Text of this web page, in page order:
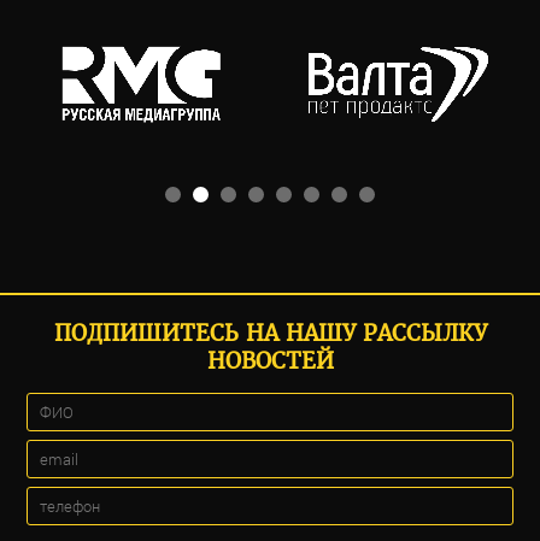
ПОДПИШИТЕСЬ НА НАШУ РАССЫЛКУ
НОВОСТЕЙ